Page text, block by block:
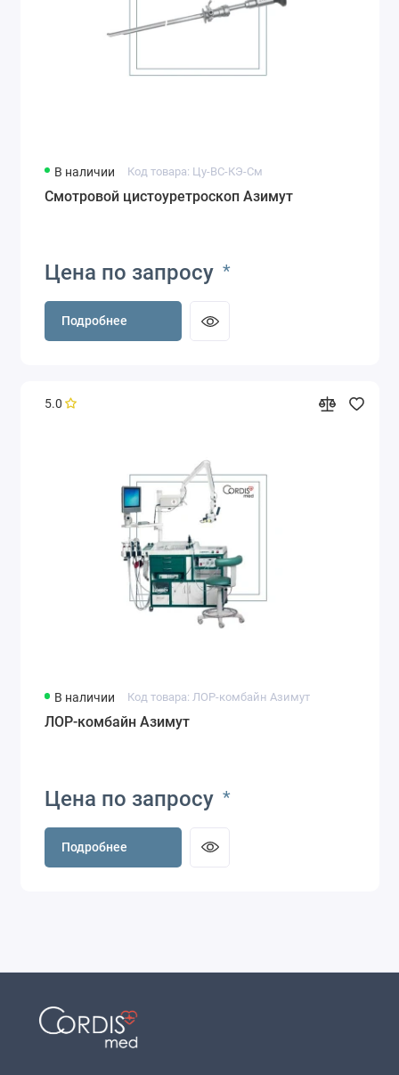
В наличии Код товара: Цу-ВС-КЭ-См
Смотровой цистоуретроскоп Азимут
Цена по запросу *
Подробнее
5.0
В наличии Код товара: ЛОР-комбайн Азимут
ЛОР-комбайн Азимут
Цена по запросу *
Подробнее